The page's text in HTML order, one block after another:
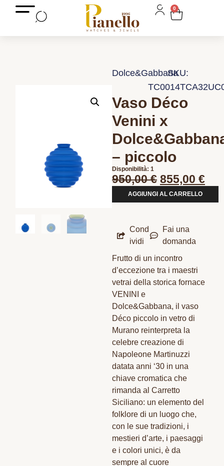
0
Dolce&GabbanaSKU:
Vaso Déco
Venini x
– piccolo
Disponibilità: 1
950,00€ 855,00 €
AGGIUNGI AL CARRELLO
Cond
ividi
Fai una
domanda
Frutto di un incontro
d’eccezione tra i maestri
vetrai della storica fornace
VENINI e
Dolce&Gabbana, il vaso
Déco piccolo in vetro di
Murano reinterpreta la
celebre creazione di
Napoleone Martinuzzi
datata anni ‘30 in una
chiave cromatica che
rimanda al Carretto
Siciliano: un elemento del
folklore di un luogo che,
con le sue tradizioni, i
mestieri d’arte, i paesaggi
e i colori unici, è da
sempre al cuore